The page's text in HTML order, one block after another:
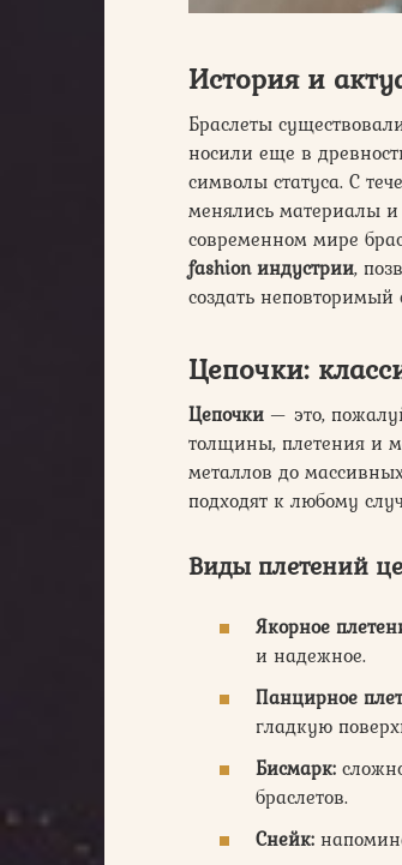
История и
Браслеты
носили еще в
символы статуса. С
менялись материалы и
современном мире
fashion индустрии,
создать неповторимый
Цепочки:
Цепочки — это,
толщины, плетения и
металлов до
подходят к любому
Виды плетений
Якорное
и надежное.
Панцирное
гладкую
Бисмарк:
браслетов.
Снейк: